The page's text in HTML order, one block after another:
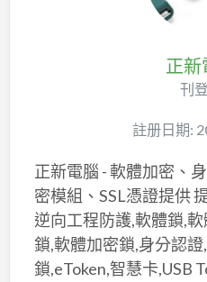
正新
刊
註册日期:
正新電腦 - 軟體加密、
密模組、SSL憑證提供
逆向工程防護,軟體鎖,
鎖,軟體加密鎖,身分認
鎖,eToken,智慧卡,USB